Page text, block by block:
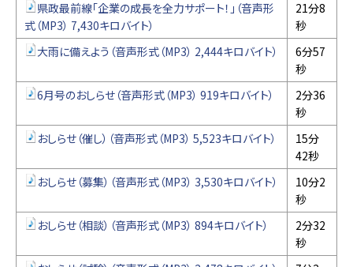
県政最前線「企業の成長を全力サポート！」（音声形
式（MP3） 7,430キロバイト）
21分8
秒
大雨に備えよう（音声形式（MP3） 2,444キロバイト）
6分57
秒
6月号のおしらせ（音声形式（MP3） 919キロバイト）
2分36
秒
おしらせ（催し）（音声形式（MP3） 5,523キロバイト）
15分
42秒
おしらせ（募集）（音声形式（MP3） 3,530キロバイト）
10分2
秒
おしらせ（相談）（音声形式（MP3） 894キロバイト）
2分32
秒